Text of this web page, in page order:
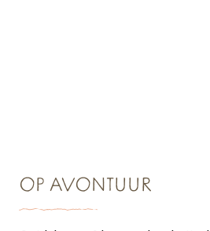
OP AVONTUUR